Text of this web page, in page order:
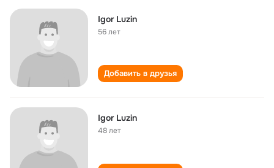
Igor Luzin
56 лет
Добавить в друзья
Igor Luzin
48 лет